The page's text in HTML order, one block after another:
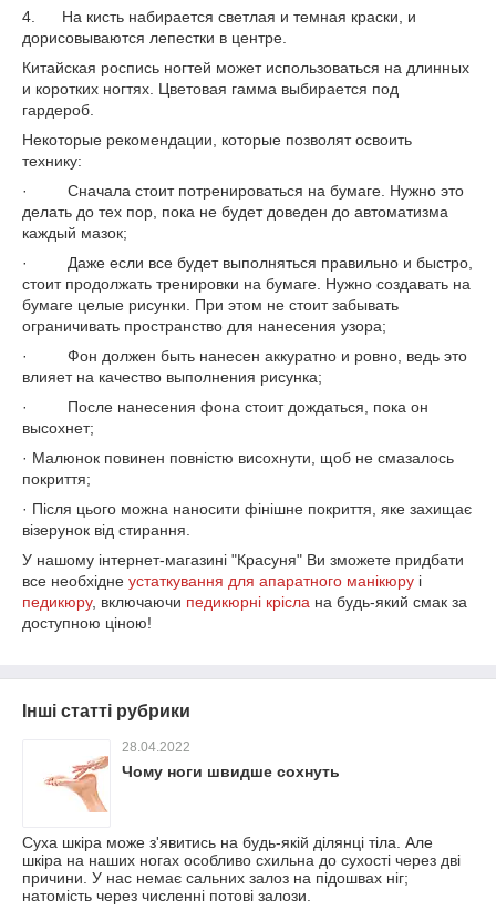
4. На кисть набирается светлая и темная краски, и
дорисовываются лепестки в центре.
Китайская роспись ногтей может использоваться на длинных
и коротких ногтях. Цветовая гамма выбирается под
гардероб.
Некоторые рекомендации, которые позволят освоить
технику:
· Сначала стоит потренироваться на бумаге. Нужно это
делать до тех пор, пока не будет доведен до автоматизма
каждый мазок;
· Даже если все будет выполняться правильно и быстро,
стоит продолжать тренировки на бумаге. Нужно создавать на
бумаге целые рисунки. При этом не стоит забывать
ограничивать пространство для нанесения узора;
· Фон должен быть нанесен аккуратно и ровно, ведь это
влияет на качество выполнения рисунка;
· После нанесения фона стоит дождаться, пока он
высохнет;
· Малюнок повинен повністю висохнути, щоб не смазалось
покриття;
· Після цього можна наносити фінішне покриття, яке захищає
візерунок від стирання.
У нашому інтернет-магазині "Красуня" Ви зможете придбати
все необхідне устаткування для апаратного манікюру і
педикюру, включаючи педикюрні крісла на будь-який смак за
доступною ціною!
Інші статті рубрики
28.04.2022
Чому ноги швидше сохнуть
Суха шкіра може з'явитись на будь-якій ділянці тіла. Але
шкіра на наших ногах особливо схильна до сухості через дві
причини. У нас немає сальних залоз на підошвах ніг;
натомість через численні потові залози.